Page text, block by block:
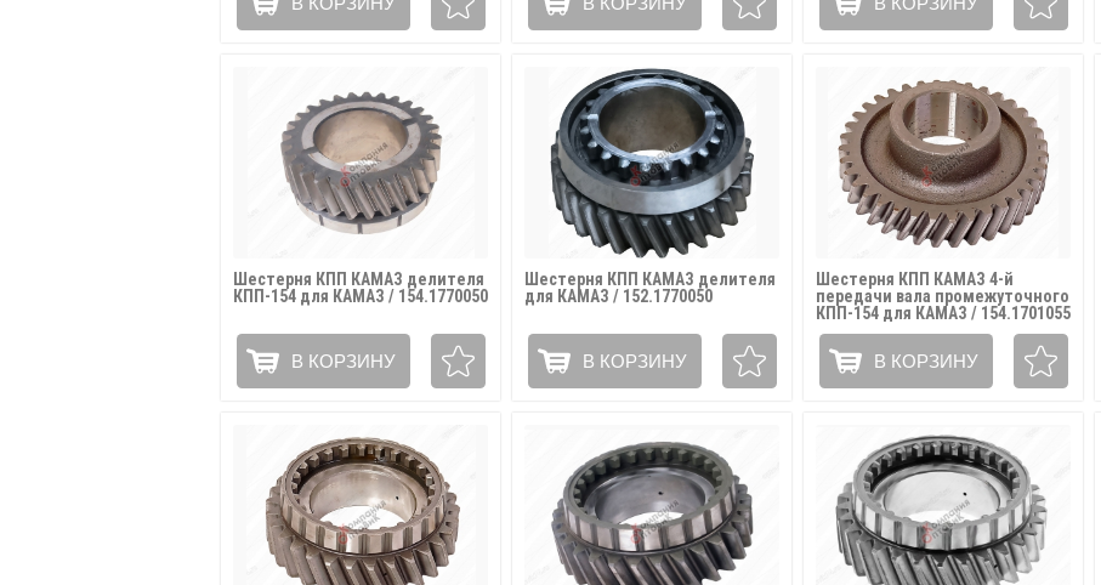
Шестерня КПП КАМАЗ делителя
КПП-154 для КАМАЗ / 154.1770050
В КОРЗИНУ
Шестерня КПП КАМАЗ делителя
для КАМАЗ / 152.1770050
В КОРЗИНУ
Шестерня КПП КАМАЗ 4-й
передачи вала промежуточного
КПП-154 для КАМАЗ / 154.1701055
В КОРЗИНУ